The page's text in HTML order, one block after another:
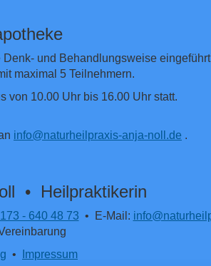
und Behandlungsweise
maximal 5 Teilnehmern.
von 10.00 Uhr bis 16.00 Uhr statt.
info@naturheilpraxis-anja-noll.de .
• Heilpraktikerin
- 640 48 73 • E-Mail:
• Impressum